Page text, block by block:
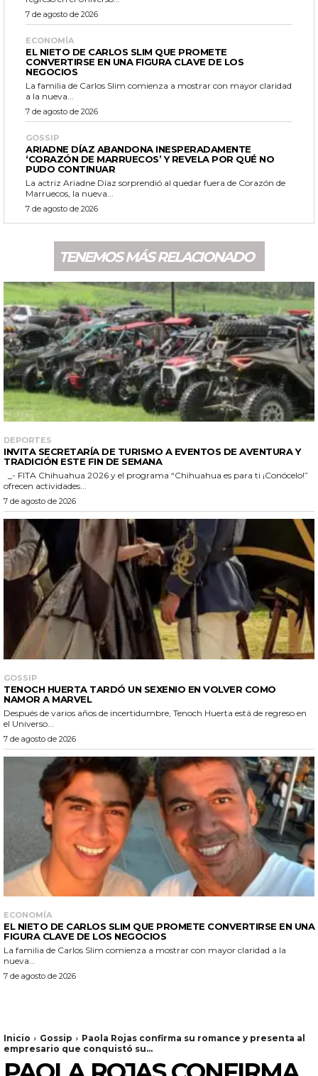
7 de agosto de 2026
ECONOMÍA
EL NIETO DE CARLOS SLIM QUE PROMETE
CONVERTIRSE EN UNA FIGURA CLAVE DE LOS
NEGOCIOS
La familia de Carlos Slim comienza a mostrar con mayor claridad
a la nueva...
7 de agosto de 2026
GOSSIP
ARIADNE DÍAZ ABANDONA INESPERADAMENTE
‘CORAZÓN DE MARRUECOS’ Y REVELA POR QUÉ NO
PUDO CONTINUAR
La actriz Ariadne Díaz sorprendió al quedar fuera de Corazón de
Marruecos, la nueva...
7 de agosto de 2026
TENEMOS MÁS RELACIONADO
DEPORTES
INVITA SECRETARÍA DE TURISMO A EVENTOS DE AVENTURA Y
TRADICIÓN ESTE FIN DE SEMANA
ofrecen actividades...
7 de agosto de 2026
GOSSIP
TENOCH HUERTA TARDÓ UN SEXENIO EN VOLVER COMO
NAMOR A MARVEL
Después de varios años de incertidumbre, Tenoch Huerta está de regreso en
el Universo...
7 de agosto de 2026
ECONOMÍA
EL NIETO DE CARLOS SLIM QUE PROMETE CONVERTIRSE EN UNA
FIGURA CLAVE DE LOS NEGOCIOS
La familia de Carlos Slim comienza a mostrar con mayor claridad a la
nueva...
7 de agosto de 2026